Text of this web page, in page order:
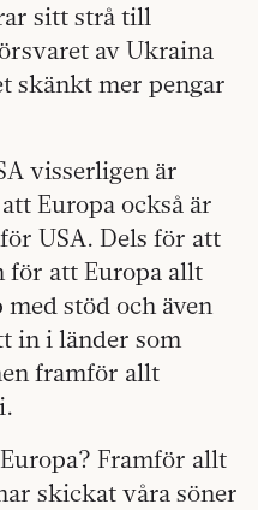
sitt strå till
av Ukraina
skänkt mer pengar
visserligen är
Europa också är
USA. Dels för att
för att Europa allt
stöd och även
in i länder som
framför allt
Framför allt
skickat våra söner